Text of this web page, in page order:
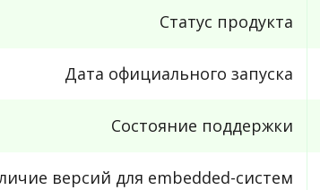
Статус продукта
Дата официального запуска
Состояние поддержки
версий для embedded-систем